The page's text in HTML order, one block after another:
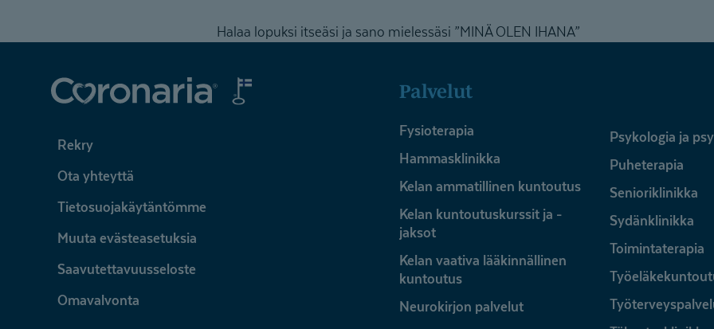
Halaa lopuksi itseäsi ja sano mielessäsi ”MINÄ OLEN IHANA”
Coronaria
Rekry
Ota yhteyttä
Tietosuojakäytäntömme
Muuta evästeasetuksia
Saavutettavuusseloste
Omavalvonta
Palvelut
Fysioterapia
Hammasklinikka
Kelan ammatillinen kuntoutus
Kelan kuntoutuskurssit ja -
jaksot
Kelan vaativa lääkinnällinen
kuntoutus
Neurokirjon palvelut
Psykologia ja
Puheterapia
Senioriklinikka
Sydänklinikka
Toimintaterapia